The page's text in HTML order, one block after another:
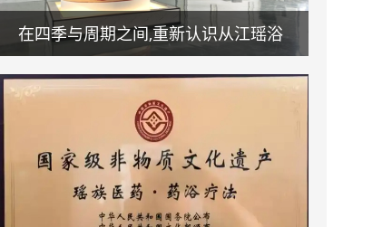
在四季与周期之间,重新认识从江瑶浴